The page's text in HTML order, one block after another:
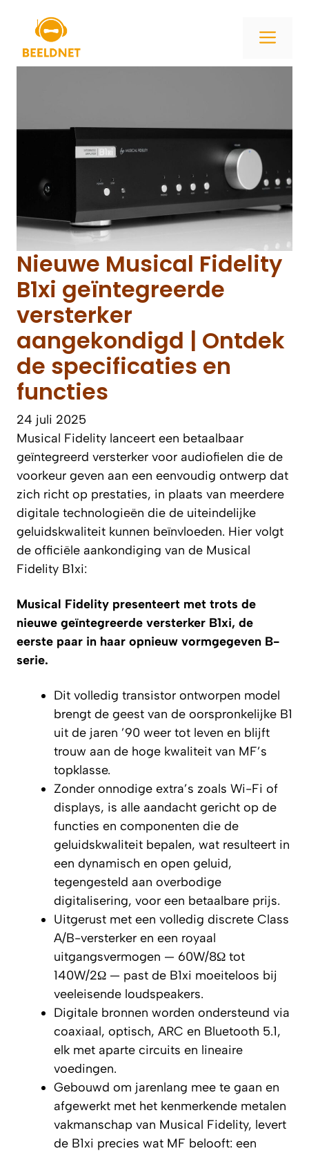
inhoud
Nieuwe Musical Fidelity
B1xi geïntegreerde
versterker
aangekondigd | Ontdek
de specificaties en
functies
24 juli 2025
Musical Fidelity lanceert een betaalbaar
geïntegreerd versterker voor audiofielen die de
voorkeur geven aan een eenvoudig ontwerp dat
zich richt op prestaties, in plaats van meerdere
digitale technologieën die de uiteindelijke
geluidskwaliteit kunnen beïnvloeden. Hier volgt
de officiële aankondiging van de Musical
Fidelity B1xi:
Musical Fidelity presenteert met trots de
nieuwe geïntegreerde versterker B1xi, de
eerste paar in haar opnieuw vormgegeven B-
serie.
Dit volledig transistor ontworpen model
brengt de geest van de oorspronkelijke B1
uit de jaren ’90 weer tot leven en blijft
trouw aan de hoge kwaliteit van MF’s
topklasse.
Zonder onnodige extra’s zoals Wi-Fi of
displays, is alle aandacht gericht op de
functies en componenten die de
geluidskwaliteit bepalen, wat resulteert in
een dynamisch en open geluid,
tegengesteld aan overbodige
digitalisering, voor een betaalbare prijs.
Uitgerust met een volledig discrete Class
A/B-versterker en een royaal
uitgangsvermogen — 60W/8Ω tot
140W/2Ω — past de B1xi moeiteloos bij
veeleisende loudspeakers.
Digitale bronnen worden ondersteund via
coaxiaal, optisch, ARC en Bluetooth 5.1,
elk met aparte circuits en lineaire
voedingen.
Gebouwd om jarenlang mee te gaan en
afgewerkt met het kenmerkende metalen
vakmanschap van Musical Fidelity, levert
de B1xi precies wat MF belooft: een